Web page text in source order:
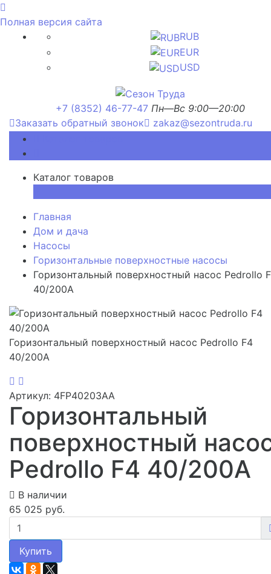
Полная версия сайта
RUB
EUR
USD
+7 (8352) 46-77-47 Пн—Вс 9:00—20:00
Заказать обратный звонок
zakaz@sezontruda.ru
Каталог товаров
Главная
Дом и дача
Насосы
Горизонтальные поверхностные насосы
Горизонтальный поверхностный насос Pedrollo
40/200A
Горизонтальный поверхностный насос Pedrollo F4
40/200A
Артикул: 4FP40203AA
Горизонтальный
поверхностный
Pedrollo F4 40/200A
В наличии
65 025 руб.
Купить